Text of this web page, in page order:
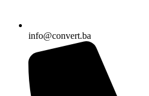
info@convert.ba